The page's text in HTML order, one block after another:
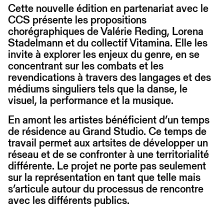
Cette nouvelle édition en partenariat avec le
CCS présente les propositions
chorégraphiques de Valérie Reding, Lorena
Stadelmann et du collectif Vitamina. Elle les
invite à explorer les enjeux du genre, en se
concentrant sur les combats et les
revendications à travers des langages et des
médiums singuliers tels que la danse, le
visuel, la performance et la musique.
En amont les artistes bénéficient d’un temps
de résidence au Grand Studio. Ce temps de
travail permet aux artsites de développer un
réseau et de se confronter à une territorialité
différente. Le projet ne porte pas seulement
sur la représentation en tant que telle mais
s’articule autour du processus de rencontre
avec les différents publics.